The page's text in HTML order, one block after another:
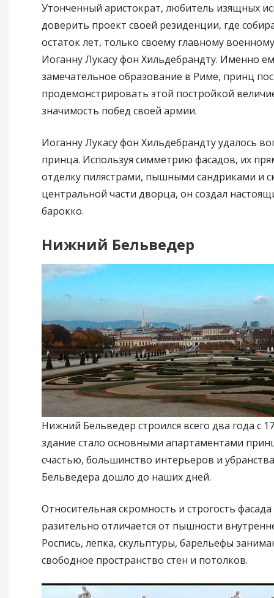
Утонченный аристократ, любитель изящных
доверить проект своей резиденции, где
остаток лет, только своему главному
Иоганну Лукасу фон Хильдебрандту. Именно
замечательное образование в Риме, принц
продемонстрировать этой постройкой
значимость побед своей армии.
Иоганну Лукасу фон Хильдебрандту удалось
принца. Используя симметрию фасадов, их
отделку пилястрами, пышными сандриками и
центральной части дворца, он создал
барокко.
Нижний Бельведер
Нижний Бельведер строился всего два года с
здание стало основными апартаментами
счастью, большинство интерьеров и
Бельведера дошло до наших дней.
Относительная скромность и строгость
разительно отличается от пышности
Роспись, лепка, скульптуры, барельефы
свободное пространство стен и потолков.